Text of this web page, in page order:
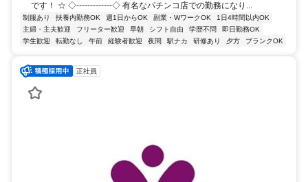
です！ ☆ ◇‐‐‐‐‐‐‐‐‐‐‐‐‐◇ 有名なパチンコ店での勤務になり...
制服あり 扶養内勤務OK 週1日からOK 副業・WワークOK
1日4時間以内OK
主婦・主夫歓迎
フリーター歓迎 早朝 シフト自由 学歴不問
即日勤務OK
学生歓迎
転勤なし 午前 経験者歓迎 夜間 駅ナカ 研修あり 夕方 ブランクOK
正社員